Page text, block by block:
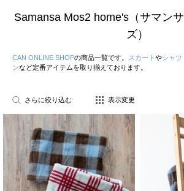
Samansa Mos2 home's（サマン
ズ）
CAN ONLINE SHOPの商品一覧です。 スカート やシャツ
ンなど定番アイテムを取り揃えております。
さらに絞り込む 表示変更